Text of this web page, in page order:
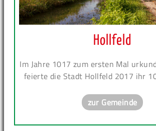
Hollfeld
Im Jahre 1017 zum ersten Mal
feierte die Stadt Hollfeld 2017 ihr
zur Gemeinde